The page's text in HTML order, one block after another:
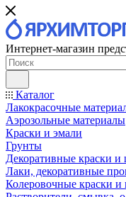
Интернет-магазин
Каталог
Лакокрасочные
Аэрозольные материалы
Краски и эмали
Грунты
Декоративные краски и
Лаки, декоративные
Колеровочные краски и